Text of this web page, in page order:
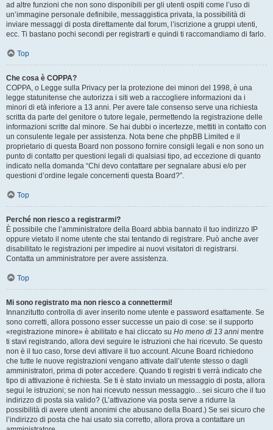
ad altre funzioni che non sono disponibili per gli utenti ospiti come l’uso di
un’immagine personale definibile, messaggistica privata, la possibilità di
inviare messaggi di posta direttamente dal forum, l’iscrizione a gruppi utenti,
ecc. Ti bastano pochi secondi per registrarti e quindi ti raccomandiamo di farlo.
Top
Che cosa è COPPA?
COPPA, o Legge sulla Privacy per la protezione dei minori del 1998, è una
legge statunitense che autorizza i siti web a raccogliere informazioni da i
minori di età inferiore a 13 anni. Per avere tale consenso serve una richiesta
scritta da parte del genitore o tutore legale, permettendo la registrazione delle
informazioni scritte dal minore. Se hai dubbi o incertezze, mettiti in contatto con
un consulente legale per assistenza. Nota bene che phpBB Limited e il
proprietario di questa Board non possono fornire consigli legali e non sono un
punto di contatto per questioni legali di qualsiasi tipo, ad eccezione di quanto
indicato nella domanda “Chi devo contattare per segnalare abusi e/o per
questioni d’ordine legale concernenti questa Board?”.
Top
Perché non riesco a registrarmi?
È possibile che l’amministratore della Board abbia bannato il tuo indirizzo IP
oppure vietato il nome utente che stai tentando di registrare. Può anche aver
disabilitato le registrazioni per impedire ai nuovi visitatori di registrarsi.
Contatta un amministratore per avere assistenza.
Top
Mi sono registrato ma non riesco a connettermi!
Innanzitutto controlla di aver inserito nome utente e password esattamente. Se
sono corretti, allora possono esser successe un paio di cose: se il supporto
«registrazione minore» è abilitato e hai cliccato su Ho meno di 13 anni mentre
ti stavi registrando, allora devi seguire le istruzioni che hai ricevuto. Se questo
non è il tuo caso, forse devi attivare il tuo account. Alcune Board richiedono
che tutte le nuove registrazioni vengano attivate dall’utente stesso o dagli
amministratori, prima di poter accedere. Quando ti registri ti verrà indicato che
tipo di attivazione è richiesta. Se ti è stato inviato un messaggio di posta, allora
segui le istruzioni; se non hai ricevuto nessun messaggio... sei sicuro che il tuo
indirizzo di posta sia valido? (L’attivazione via posta serve a ridurre la
possibilità di avere utenti anonimi che abusano della Board.) Se sei sicuro che
l’indirizzo di posta che hai usato sia corretto, allora prova a contattare un